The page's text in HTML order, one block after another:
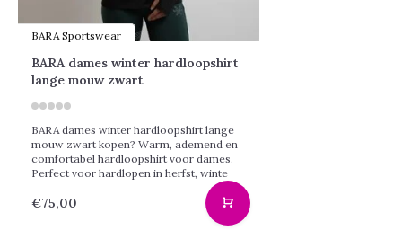
BARA Sportswear
BARA dames winter hardloopshirt
lange mouw zwart
BARA dames winter hardloopshirt lange
mouw zwart kopen? Warm, ademend en
comfortabel hardloopshirt voor dames.
Perfect voor hardlopen in herfst, winte
€75,00